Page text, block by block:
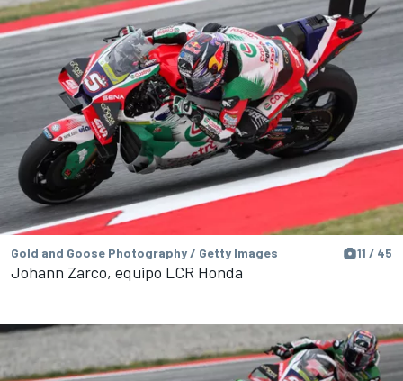
Gold and Goose Photography / Getty Images 11 / 45
Johann Zarco, equipo LCR Honda